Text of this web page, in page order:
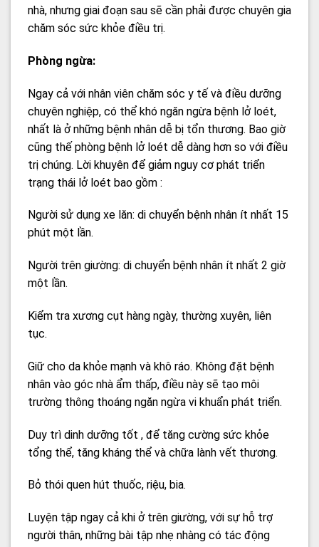
nhà, nhưng giai đoạn sau sẽ cần phải được chuyên gia
chăm sóc sức khỏe điều trị.
Phòng ngừa:
Ngay cả với nhân viên chăm sóc y tế và điều dưỡng
chuyên nghiệp, có thể khó ngăn ngừa bệnh lở loét,
nhất là ở những bệnh nhân dễ bị tổn thương. Bao giờ
cũng thế phòng bệnh lở loét dễ dàng hơn so với điều
trị chúng. Lời khuyên để giảm nguy cơ phát triển
trạng thái lở loét bao gồm :
Người sử dụng xe lăn: di chuyển bệnh nhân ít nhất 15
phút một lần.
Người trên giường: di chuyển bệnh nhân ít nhất 2 giờ
một lần.
Kiểm tra xương cụt hàng ngày, thường xuyên, liên
tục.
Giữ cho da khỏe mạnh và khô ráo. Không đặt bệnh
nhân vào góc nhà ẩm thấp, điều này sẽ tạo môi
trường thông thoáng ngăn ngừa vi khuẩn phát triển.
Duy trì dinh dưỡng tốt , để tăng cường sức khỏe
tổng thể, tăng kháng thể và chữa lành vết thương.
Bỏ thói quen hút thuốc, riệu, bia.
Luyện tập ngay cả khi ở trên giường, với sự hỗ trợ
người thân, những bài tập nhẹ nhàng có tác động